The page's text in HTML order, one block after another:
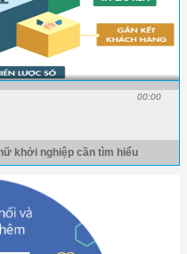
00:00
khởi nghiệp cần tìm hiểu